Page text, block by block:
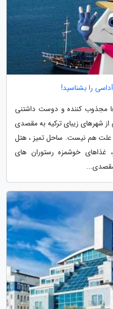
را بشناسید!
مجذوب کننده و دوست داشتنی
شهرهای زیبای ترکیه به مقصدی
علت هم نیست. ساحل تمیز ، هتل
غذاهای خوشمزه رستوران های
مقصدی...